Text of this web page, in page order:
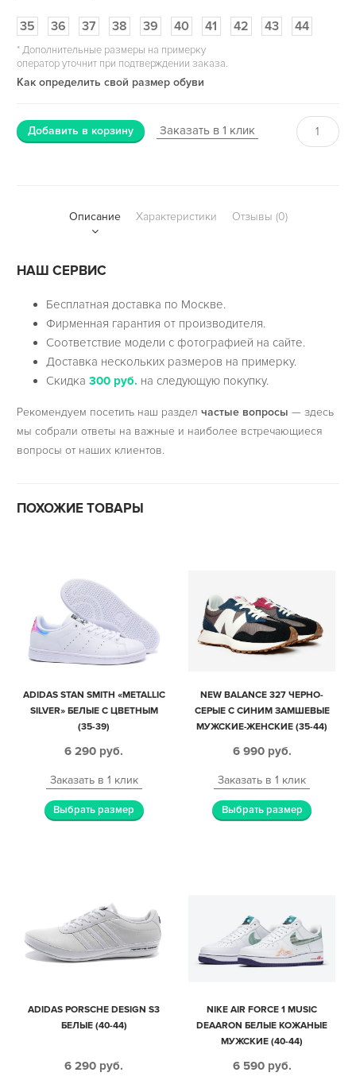
35 36 37 38 39 40 41 42 43 44
*Дополнительные размеры на примерку
оператор уточнит при подтверждении заказа.
Как определить свой размер обуви
Добавить в корзину Заказать в 1 клик
Описание Характеристики Отзывы (0)
НАШ СЕРВИС
Бесплатная доставка по Москве.
Фирменная гарантия от производителя.
Соответствие модели с фотографией на сайте.
Доставка нескольких размеров на примерку.
Скидка300 руб. на следующую покупку.
Рекомендуем посетить наш раздел частые вопросы — здесь
мы собрали ответы на важные и наиболее встречающиеся
вопросы от наших клиентов.
ПОХОЖИЕ ТОВАРЫ
ADIDAS STAN SMITH «METALLIC
SILVER» БЕЛЫЕ С ЦВЕТНЫМ
(35-39)
6 290 руб.
Заказать в 1 клик
Выбрать размер
NEW BALANCE 327 ЧЕРНО-
СЕРЫЕ С СИНИМ ЗАМШЕВЫЕ
МУЖСКИЕ-ЖЕНСКИЕ (35-44)
6 990 руб.
Заказать в 1 клик
Выбрать размер
ADIDAS PORSCHE DESIGN S3
БЕЛЫЕ (40-44)
6 290 руб.
NIKE AIR FORCE 1 MUSIC
DEAARON БЕЛЫЕ КОЖАНЫЕ
МУЖСКИЕ (40-44)
6 590 руб.